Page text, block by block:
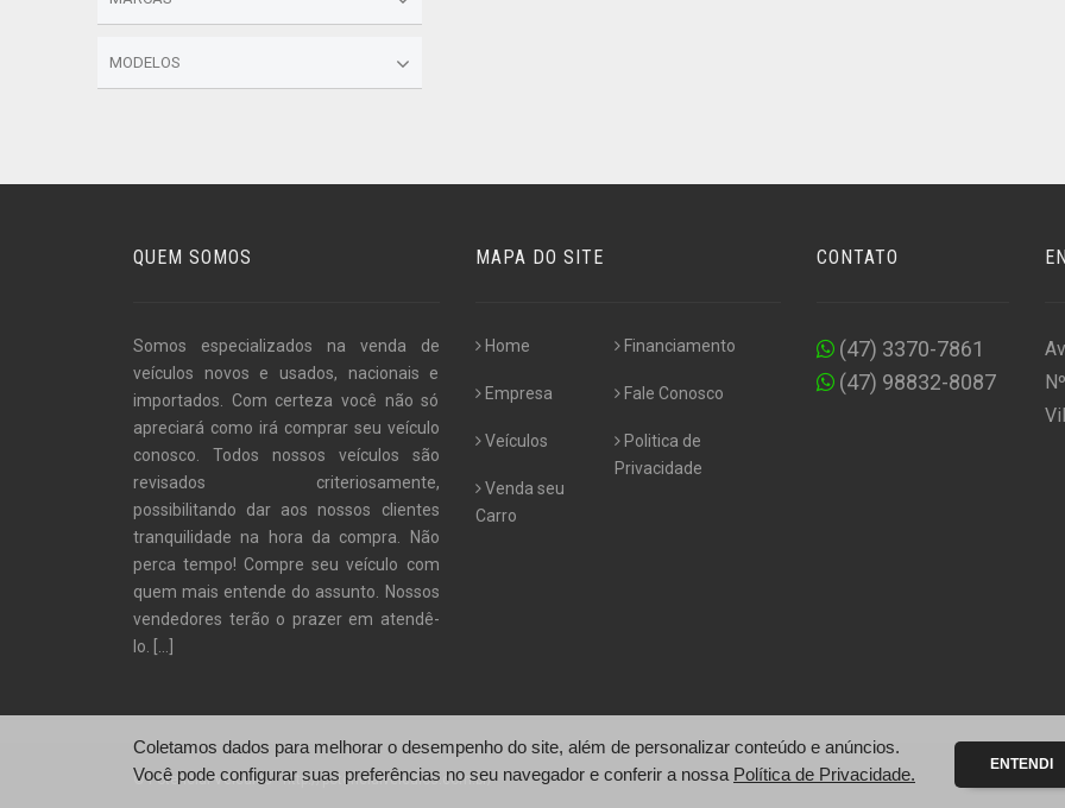
MODELOS
QUEM SOMOS
Somos especializados na venda de
veículos novos e usados, nacionais e
importados. Com certeza você não só
apreciará como irá comprar seu veículo
conosco. Todos nossos veículos são
revisados criteriosamente,
possibilitando dar aos nossos clientes
tranquilidade na hora da compra. Não
perca tempo! Compre seu veículo com
quem mais entende do assunto. Nossos
vendedores terão o prazer em atendê-
lo.
MAPA DO SITE
Home
Empresa
Veículos
Venda seu
Carro
Financiamento
Fale Conosco
Politica de
Privacidade
CONTATO
(47) 3370-7861
(47) 98832-8087
© Potencial Veículos - http://potencialveiculos.com.br/
Coletamos dados para melhorar o desempenho do site, além de personalizar conteúdo e anúncios.
Você pode configurar suas preferências no seu navegador e conferir a nossa Política de Privacidade. ENTENDI